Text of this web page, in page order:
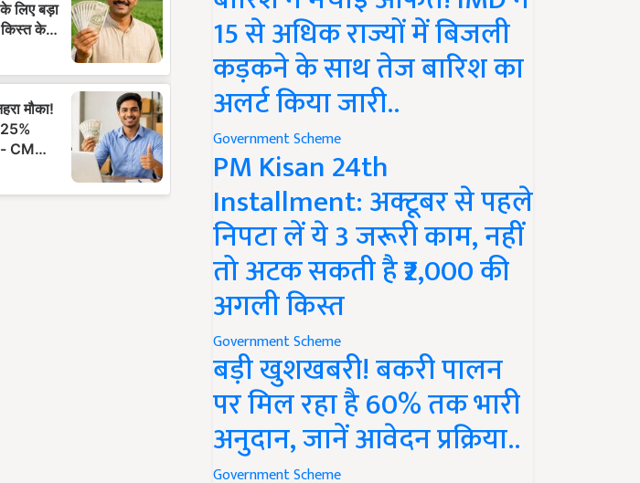
15 से अधिक राज्यों में बिजली
कड़कने के साथ तेज बारिश का
अलर्ट किया जारी..
Government Scheme
PM Kisan 24th
Installment: अक्टूबर से पहले
निपटा लें ये 3 जरूरी काम, नहीं
तो अटक सकती है ₹2,000 की
अगली किस्त
Government Scheme
बड़ी खुशखबरी! बकरी पालन
पर मिल रहा है 60% तक भारी
अनुदान, जानें आवेदन प्रक्रिया..
Government Scheme